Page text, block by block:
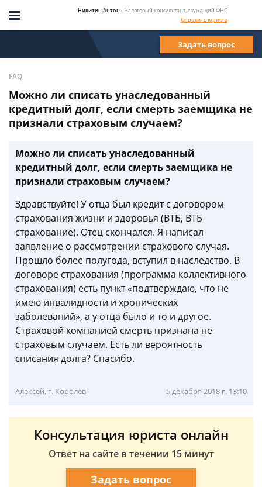
Никитин Антон - Налоговый консультант, служащий ФНС
Спросить юриста
Задать вопрос
FAQ
Можно ли списать унаследованный
кредитный долг, если смерть заемщика не
признали страховым случаем?
Можно ли списать унаследованный
кредитный долг, если смерть заемщика не
признали страховым случаем?
Здравствуйте! У отца был кредит с договором
страхования жизни и здоровья (ВТБ, ВТБ
страхование). Отец скончался. Я написал
заявление о рассмотрении страхового случая.
Прошло более полугода, вступил в наследство. В
договоре страхования (программа коллективного
страхования) есть пункт «подтверждаю, что не
имею инвалидности и хронических
заболеваний», а у отца было и то и другое.
Страховой компанией смерть признана не
страховым случаем. Есть ли вероятность
списания долга? Спасибо.
Алексей, г. Королев 5 декабря 2018 г. 13:10
Консультация юриста онлайн
Ответ на сайте в течении 15 минут
Задать вопрос